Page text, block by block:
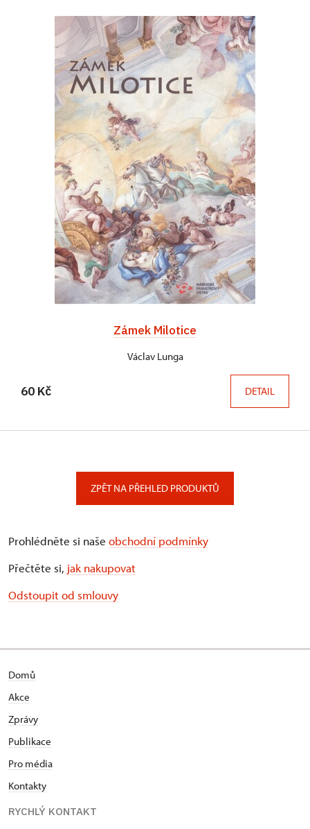
Zámek Milotice
Václav Lunga
60 Kč DETAIL
ZPĚT NA PŘEHLED PRODUKTŮ
Prohlédněte si naše obchodní podmínky
Přečtěte si, jak nakupovat
Odstoupit od smlouvy
Domů
Akce
Zprávy
Publikace
Pro média
Kontakty
RYCHLÝ KONTAKT